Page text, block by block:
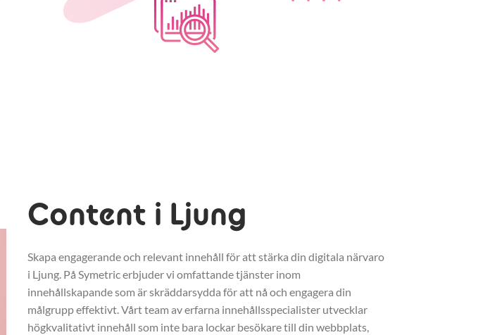
Content i Ljung
Skapa engagerande och relevant innehåll för att stärka din digitala närvaro
i Ljung. På Symetric erbjuder vi omfattande tjänster inom
innehållskapande som är skräddarsydda för att nå och engagera din
målgrupp effektivt. Vårt team av erfarna innehållsspecialister utvecklar
högkvalitativt innehåll som inte bara lockar besökare till din webbplats,